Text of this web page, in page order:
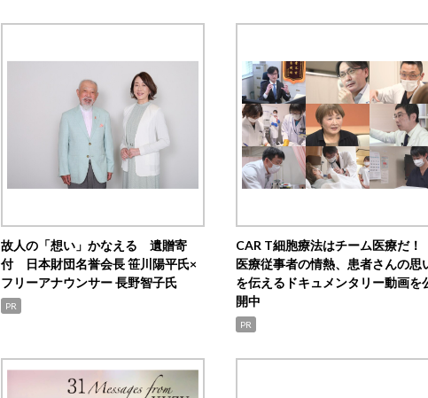
故人の「想い」かなえる 遺贈寄
付 日本財団名誉会長 笹川陽平氏×
フリーアナウンサー 長野智子氏
PR
CAR T細胞療法はチーム医療だ！
医療従事者の情熱、患者さんの思
を伝えるドキュメンタリー動画を
開中
PR